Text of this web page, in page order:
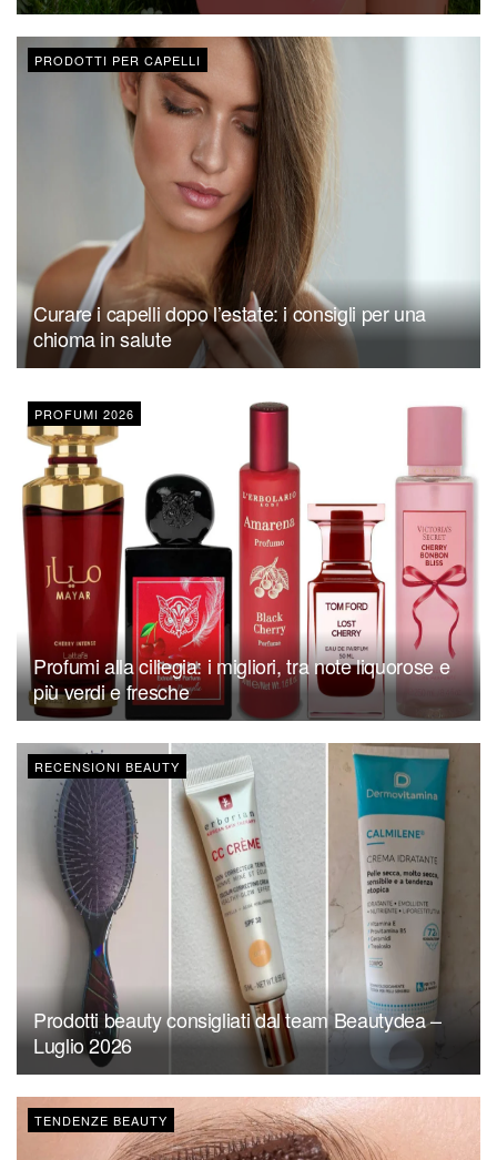
PRODOTTI PER CAPELLI
Curare i capelli dopo l’estate: i consigli per una
chioma in salute
PROFUMI 2026
Profumi alla ciliegia: i migliori, tra note liquorose e
più verdi e fresche
RECENSIONI BEAUTY
Prodotti beauty consigliati dal team Beautydea –
Luglio 2026
TENDENZE BEAUTY